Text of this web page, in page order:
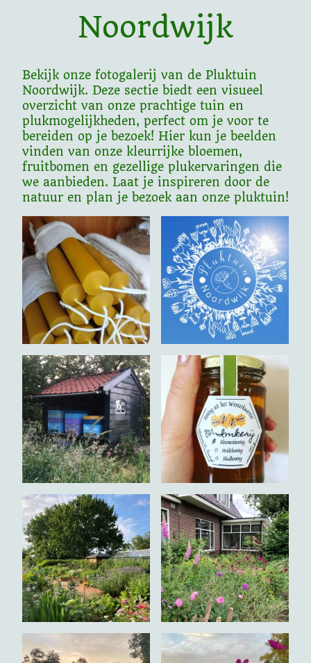
Noordwijk
Bekijk onze fotogalerij van de Pluktuin
Noordwijk. Deze sectie biedt een visueel
overzicht van onze prachtige tuin en
plukmogelijkheden, perfect om je voor te
bereiden op je bezoek! Hier kun je beelden
vinden van onze kleurrijke bloemen,
fruitbomen en gezellige plukervaringen die
we aanbieden. Laat je inspireren door de
natuur en plan je bezoek aan onze pluktuin!